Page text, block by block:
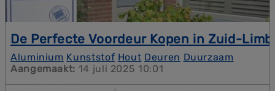
De Perfecte Voordeur Kopen in Zuid-
Uw voordeur is het visitekaartje van uw huis.
Ontdek hoe u met de kunststof, aluminium of
Aluminium Kunststof Hout Deuren Duurzaam
Aangemaakt: 14 juli 2025 10:01